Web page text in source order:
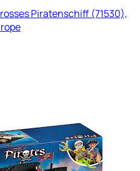
Piratenschiff (71530),